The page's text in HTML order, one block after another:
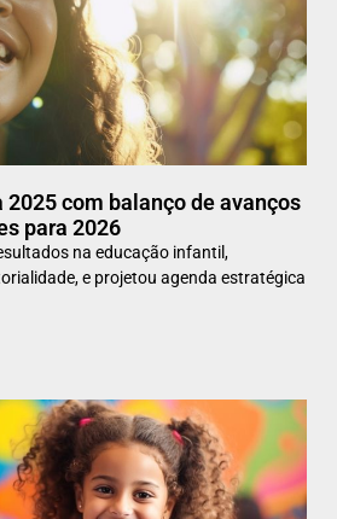
2025 com balanço de avanços
para 2026
na educação infantil,
e projetou agenda estratégica